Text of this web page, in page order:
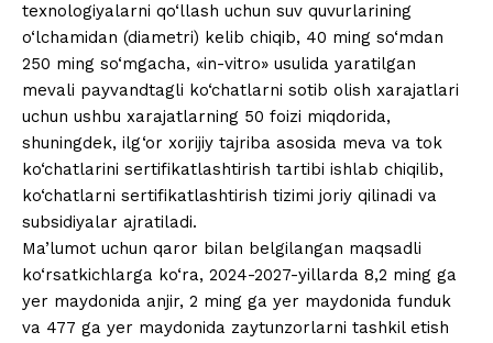
texnologiyalarni qo‘llash uchun suv quvurlarining
o‘lchamidan (diametri) kelib chiqib, 40 ming so‘mdan
250 ming so‘mgacha, «in-vitro» usulida yaratilgan
mevali payvandtagli ko‘chatlarni sotib olish xarajatlari
uchun ushbu xarajatlarning 50 foizi miqdorida,
shuningdek, ilg‘or xorijiy tajriba asosida meva va tok
ko‘chatlarini sertifikatlashtirish tartibi ishlab chiqilib,
ko‘chatlarni sertifikatlashtirish tizimi joriy qilinadi va
subsidiyalar ajratiladi.
Ma’lumot uchun qaror bilan belgilangan maqsadli
ko‘rsatkichlarga ko‘ra, 2024-2027-yillarda 8,2 ming ga
yer maydonida anjir, 2 ming ga yer maydonida funduk
va 477 ga yer maydonida zaytunzorlarni tashkil etish